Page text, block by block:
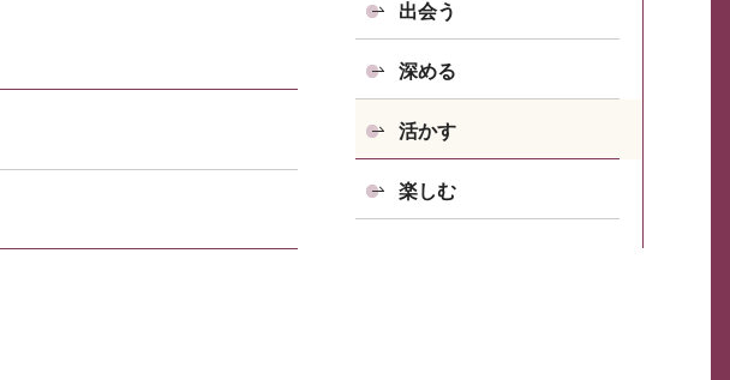
出会う
深める
活かす
楽しむ